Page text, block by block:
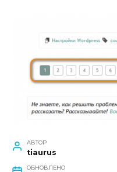
АВТОР
tiaurus
ОБНОВЛЕНО